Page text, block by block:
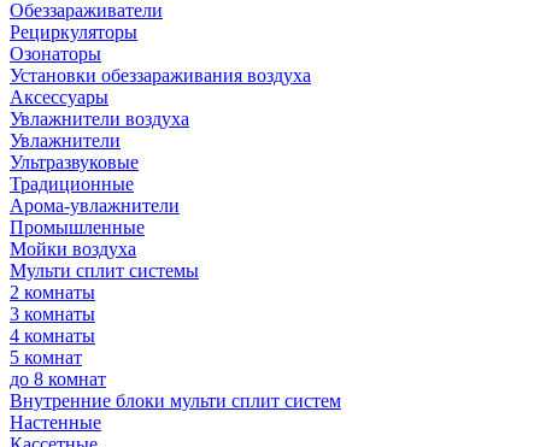
Обеззараживатели
Рециркуляторы
Озонаторы
Установки обеззараживания воздуха
Аксессуары
Увлажнители воздуха
Увлажнители
Ультразвуковые
Традиционные
Арома-увлажнители
Промышленные
Мойки воздуха
Мульти сплит системы
2 комнаты
3 комнаты
4 комнаты
5 комнат
до 8 комнат
Внутренние блоки мульти сплит систем
Настенные